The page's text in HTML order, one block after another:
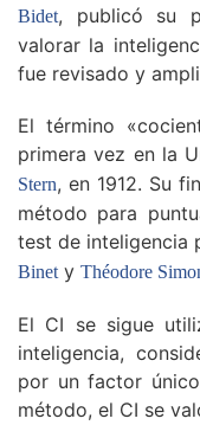
Bidet, publicó su
valorar la
fue revisado y
El término
primera vez en la
Stern, en 1912. Su
método para
test de inteligencia
Binety Théodore
El CI se sigue
inteligencia,
por un factor
método, el CI se